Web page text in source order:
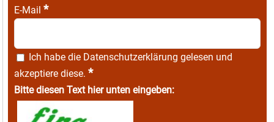
E-Mail *
Ich habe die Datenschutzerklärung gelesen und
akzeptiere diese. *
Bitte diesen Text hier unten eingeben: